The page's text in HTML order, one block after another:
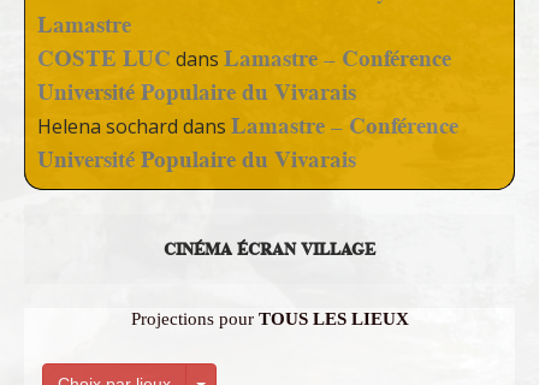
Lamastre
COSTE LUC dans Lamastre – Conférence
Université Populaire du Vivarais
Helena sochard dans Lamastre – Conférence
Université Populaire du Vivarais
CINÉMA ÉCRAN VILLAGE